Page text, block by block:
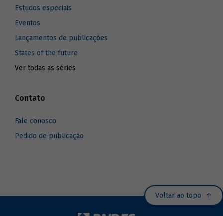
Estudos especiais
Eventos
Lançamentos de publicações
States of the future
Ver todas as séries
Contato
Fale conosco
Pedido de publicação
Voltar ao topo